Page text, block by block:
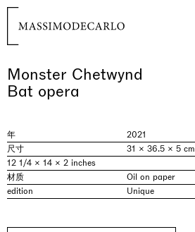
Monster Chetwynd
Bat opera
年
2021
尺寸
31 × 36.5 × 5 cm
12 1/4 × 14 × 2 inches
材质
Oil on paper
edition
Unique